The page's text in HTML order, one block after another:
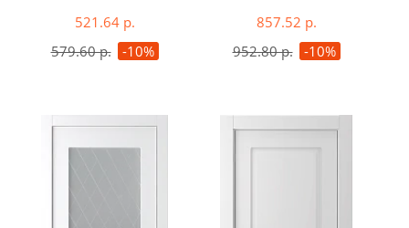
521.64 р.
579.60 р.
-10%
857.52 р.
952.80 р.
-10%